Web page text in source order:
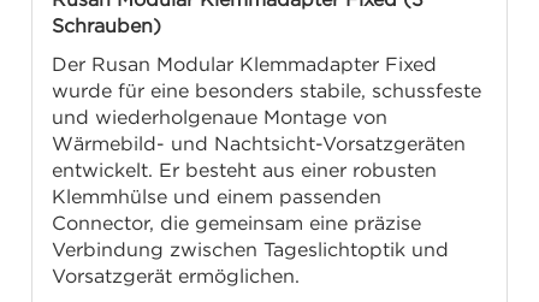
Schrauben)
Der Rusan Modular Klemmadapter Fixed
wurde für eine besonders stabile, schussfeste
und wiederholgenaue Montage von
Wärmebild- und Nachtsicht-Vorsatzgeräten
entwickelt. Er besteht aus einer robusten
Klemmhülse und einem passenden
Connector, die gemeinsam eine präzise
Verbindung zwischen Tageslichtoptik und
Vorsatzgerät ermöglichen.